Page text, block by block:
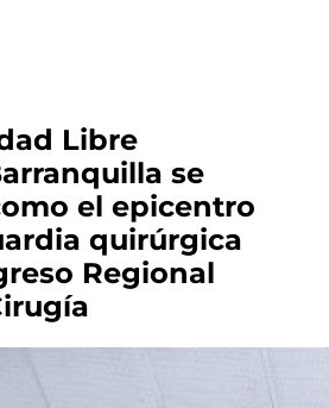
Libre
se
el epicentro
quirúrgica
Regional